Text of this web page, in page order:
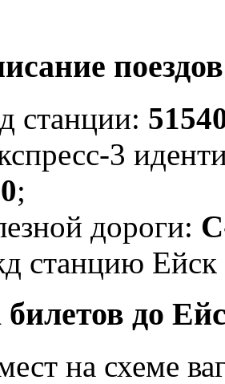
станции:
3
;
дороги:
станцию Ейск
до
на схеме